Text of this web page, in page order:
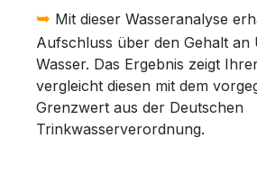
➥ Mit dieser Wasseranalyse
Aufschluss über den Gehalt an
Wasser. Das Ergebnis zeigt
vergleicht diesen mit dem
Grenzwert aus der Deutschen
Trinkwasserverordnung.